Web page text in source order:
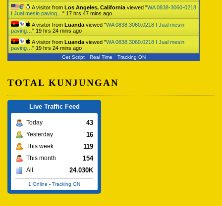
A visitor from Los Angeles, California viewed "WA 0838-3060-0218
I Jual mesin paving… " 17 hrs 47 mins ago
A visitor from Luanda viewed "WA 0838.3060.0218 I Jual mesin
paving… " 19 hrs 24 mins ago
A visitor from Luanda viewed "WA 0838.3060.0218 I Jual mesin
paving… " 19 hrs 24 mins ago
Get Script Real Time Tracking ON
TOTAL KUNJUNGAN
Live Traffic Feed
Today 43
Yesterday 16
This week 119
This month 154
All 24.030K
1 Online - Tracking ON